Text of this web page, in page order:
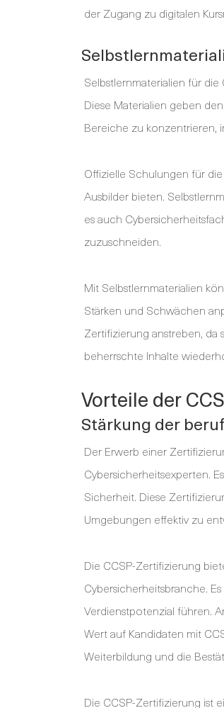
der Zugang zu digitalen
Selbstlernmaterialien für
Diese Materialien geben
Bereiche zu konzentrieren,
Offizielle Schulungen für
Ausbilder bieten.
es auch
zuzuschneiden.
Mit Selbstlernmaterialien
Stärken und Schwächen
Zertifizierung anstreben,
beherrschte Inhalte
Vorteile der
Stärkung der
Der Erwerb einer
Cybersicherheitsexperten.
Sicherheit. Diese
Umgebungen effektiv zu
Die CCSP-Zertifizierung
Cybersicherheitsbranche.
Verdienstpotenzial führen.
Wert auf Kandidaten mit
Weiterbildung und die
Die CCSP-Zertifizierung ist